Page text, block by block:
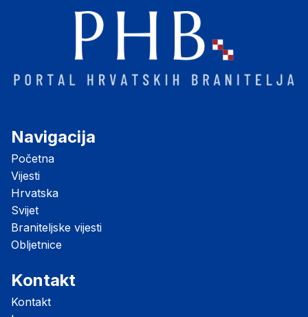
Navigacija
Početna
Vijesti
Hrvatska
Svijet
Braniteljske vijesti
Obljetnice
Kontakt
Kontakt